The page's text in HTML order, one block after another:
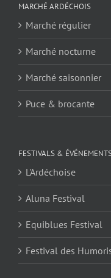
MARCHÉ ARDÉCHOIS
Marché régulier
Marché nocturne
Marché saisonnier
Puce & brocante
FESTIVALS &
L'Ardéchoise
Aluna Festival
Equiblues Festival
Festival des